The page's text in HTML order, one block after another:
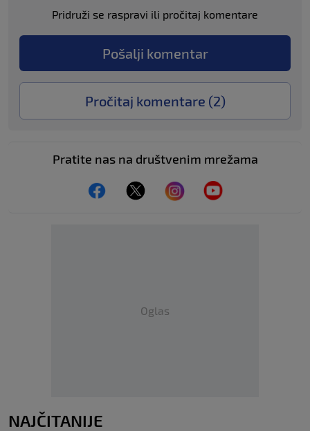
Pridruži se raspravi ili pročitaj komentare
Pošalji komentar
Pročitaj komentare (2)
Pratite nas na društvenim mrežama
Oglas
NAJČITANIJE